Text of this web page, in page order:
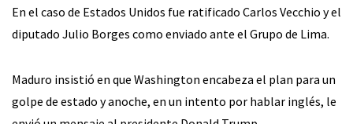
En el caso de Estados Unidos fue ratificado Carlos Vecchio y el
diputado Julio Borges como enviado ante el Grupo de Lima.
Maduro insistió en que Washington encabeza el plan para un
golpe de estado y anoche, en un intento por hablar inglés, le